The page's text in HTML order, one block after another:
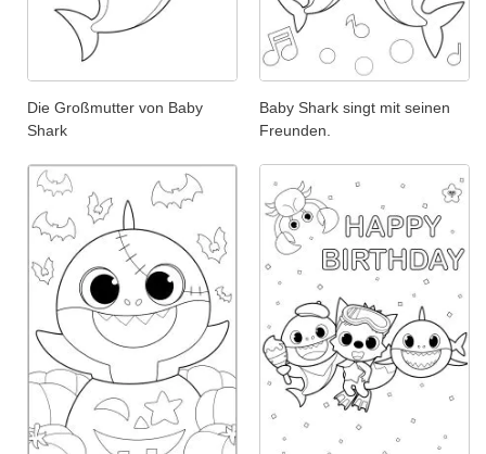
Die Großmutter von Baby
Shark
Baby Shark singt mit seinen
Freunden.